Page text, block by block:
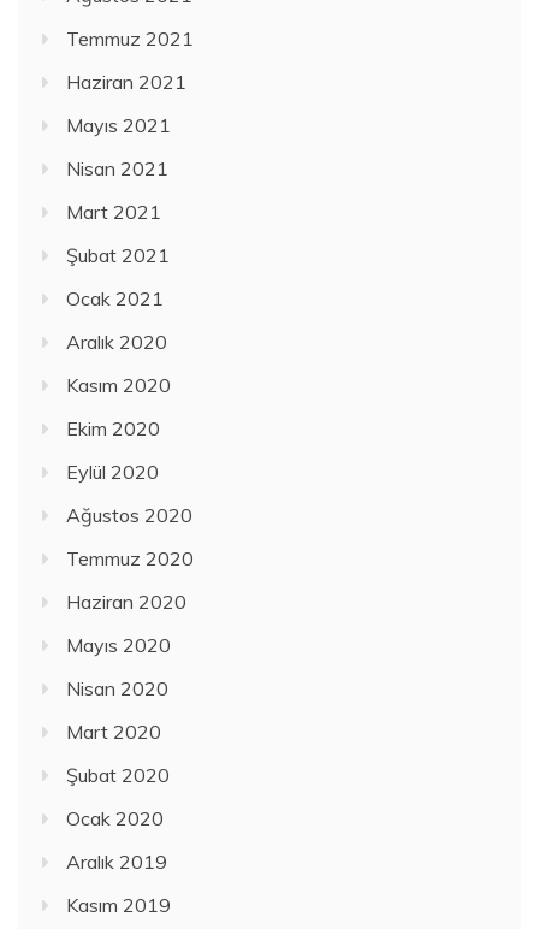
Temmuz 2021
Haziran 2021
Mayıs 2021
Nisan 2021
Mart 2021
Şubat 2021
Ocak 2021
Aralık 2020
Kasım 2020
Ekim 2020
Eylül 2020
Ağustos 2020
Temmuz 2020
Haziran 2020
Mayıs 2020
Nisan 2020
Mart 2020
Şubat 2020
Ocak 2020
Aralık 2019
Kasım 2019